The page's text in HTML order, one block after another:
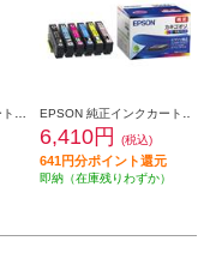
6,410円 (税込)
641円分ポイント還元
即納（在庫残りわずか）